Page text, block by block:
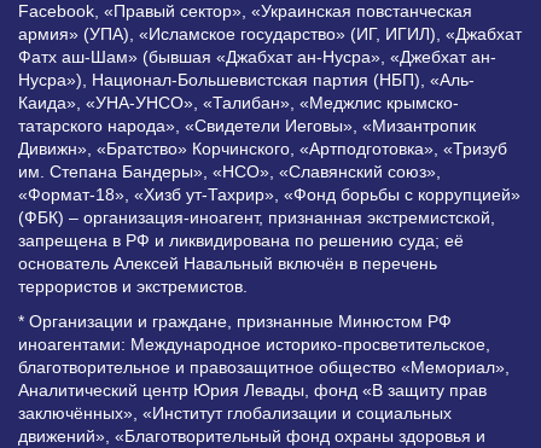
Facebook, «Правый сектор», «Украинская повстанческая
армия» (УПА), «Исламское государство» (ИГ, ИГИЛ), «Джабхат
Фатх аш-Шам» (бывшая «Джабхат ан-Нусра», «Джебхат ан-
Нусра»), Национал-Большевистская партия (НБП), «Аль-
Каида», «УНА-УНСО», «Талибан», «Меджлис крымско-
татарского народа», «Свидетели Иеговы», «Мизантропик
Дивижн», «Братство» Корчинского, «Артподготовка», «Тризуб
им. Степана Бандеры», «НСО», «Славянский союз»,
«Формат-18», «Хизб ут-Тахрир», «Фонд борьбы с коррупцией»
(ФБК) – организация-иноагент, признанная экстремистской,
запрещена в РФ и ликвидирована по решению суда; её
основатель Алексей Навальный включён в перечень
террористов и экстремистов.
* Организации и граждане, признанные Минюстом РФ
иноагентами: Международное историко-просветительское,
благотворительное и правозащитное общество «Мемориал»,
Аналитический центр Юрия Левады, фонд «В защиту прав
заключённых», «Институт глобализации и социальных
движений», «Благотворительный фонд охраны здоровья и